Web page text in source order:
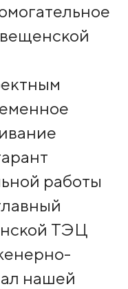
работы
ТЭЦ
нашей